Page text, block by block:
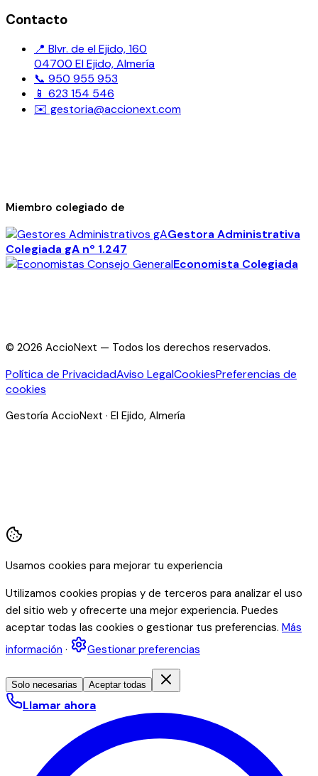
Contacto
📍 Blvr. de el Ejido, 160
04700 El Ejido, Almería
📞 950 955 953
📱 623 154 546
✉️ gestoria@accionext.com
Miembro colegiado de
Gestora Administrativa
Colegiada gA nº 1.247
Economista Colegiada
© 2026 AccioNext — Todos los derechos reservados.
Política de PrivacidadAviso LegalCookiesPreferencias de
cookies
Gestoría AccioNext · El Ejido, Almería
Usamos cookies para mejorar tu experiencia
Utilizamos cookies propias y de terceros para analizar el uso
del sitio web y ofrecerte una mejor experiencia. Puedes
aceptar todas las cookies o gestionar tus preferencias. Más
información · Gestionar preferencias
Solo necesarias Aceptar todas
Llamar ahora